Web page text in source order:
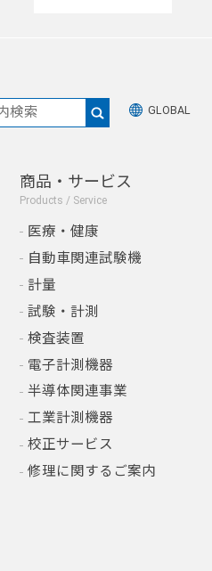
GLOBAL
商品・サービス
Products / Service
医療・健康
自動車関連試験機
計量
試験・計測
検査装置
電子計測機器
半導体関連事業
工業計測機器
校正サービス
修理に関するご案内